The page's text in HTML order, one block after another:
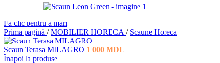
Fă clic pentru a mări
Prima pagină / MOBILIER HORECA / Scaune Horeca
Scaun Terasa MILAGRO 1 000 MDL
Înapoi la produse